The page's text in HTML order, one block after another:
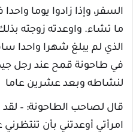
السفر، وإذا زادوا يوما
ما تشاء. واوعدته زوجته
الذي لم يبلغ شهرا واحدا
في طاحونة قمح عند رجل
لنشاطه وبعد عشرين عاما
قال لصاحب الطاحونة: – لقد
امرأتي أوعدتني بأن